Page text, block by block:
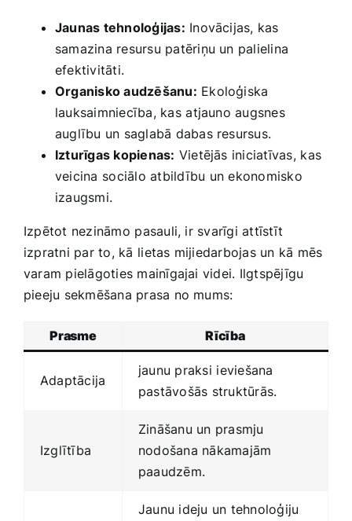
Jaunas tehnoloģijas: Inovācijas, kas‍
samazina resursu patēriņu un palielina
efektivitāti.
Organisko audzēšanu: Ekoloģiska
lauksaimniecība, kas ⁢atjauno augsnes
auglību un saglabā dabas resursus.
Izturīgas kopienas: Vietējās iniciatīvas,⁣ kas
veicina ⁣sociālo atbildību⁢ un ekonomisko
izaugsmi.
Izpētot nezināmo⁢ pasauli, ir svarīgi attīstīt
izpratni ​par ‌to,‍ kā⁣ lietas mijiedarbojas un kā ⁣mēs
varam pielāgoties mainīgajai videi. Ilgtspējīgu
pieeju sekmēšana prasa no‍ mums:
Prasme Rīcība
Adaptācija
jaunu praksi ⁤ieviešana
pastāvošās​ struktūrās.
Izglītība
Zināšanu un prasmju
nodošana‍ nākamajām
paaudzēm.
Jaunu ideju un tehnoloģiju